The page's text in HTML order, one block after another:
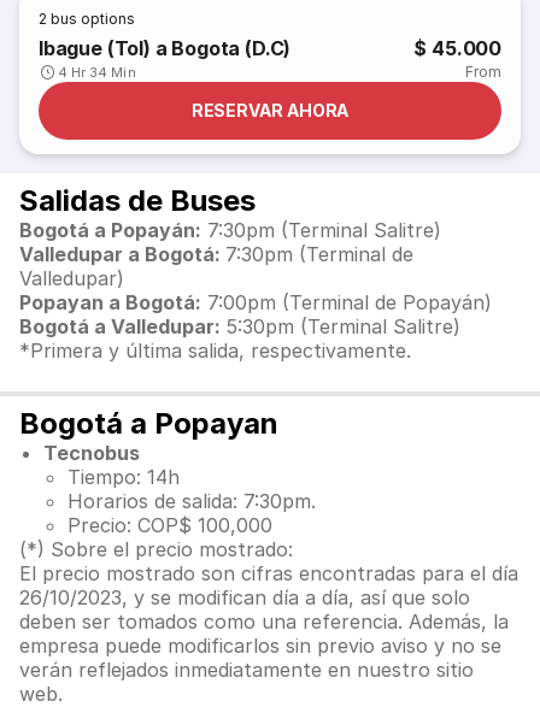
2 bus options
Ibague (Tol) a Bogota (D.C)
4 Hr 34 Min
$ 45.000
From
RESERVAR AHORA
Salidas de Buses
Bogotá a Popayán: 7:30pm (Terminal Salitre)
Valledupar a Bogotá: 7:30pm (Terminal de
Valledupar)
Popayan a Bogotá: 7:00pm (Terminal de Popayán)
Bogotá a Valledupar: 5:30pm (Terminal Salitre)
*Primera y última salida, respectivamente.
Bogotá a Popayan
Tecnobus
Tiempo: 14h
Horarios de salida: 7:30pm.
Precio: COP$ 100,000
(*) Sobre el precio mostrado:
El precio mostrado son cifras encontradas para el día
26/10/2023, y se modifican día a día, así que solo
deben ser tomados como una referencia. Además, la
empresa puede modificarlos sin previo aviso y no se
verán reflejados inmediatamente en nuestro sitio
web.